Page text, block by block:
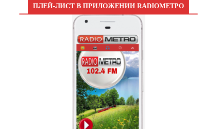
ПЛЕЙ-ЛИСТ В ПРИЛОЖЕНИИ RADIOМЕТРО